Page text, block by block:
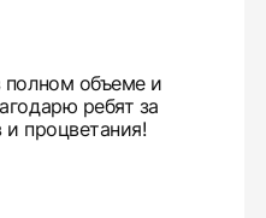
полном объеме и
ребят за
процветания!